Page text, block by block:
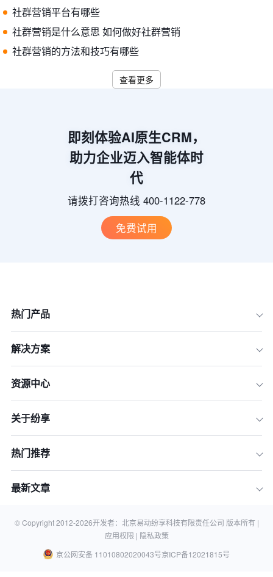
社群营销平台有哪些
社群营销是什么意思 如何做好社群营销
社群营销的方法和技巧有哪些
查看更多
即刻体验AI原生CRM，
助力企业迈入智能体时
代
请拨打咨询热线 400-1122-778
免费试用
热门产品
解决方案
资源中心
关于纷享
热门推荐
最新文章
© Copyright 2012-2026开发者：北京易动纷享科技有限责任公司 版本所有 |
应用权限 | 隐私政策
京公网安备 11010802020043号京ICP备12021815号